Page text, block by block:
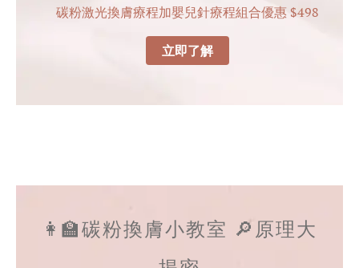
碳粉激光換膚療程加嬰兒針療程組合優惠 $498
立即了解
👩‍🏫碳粉換膚小教室 🔎原理大